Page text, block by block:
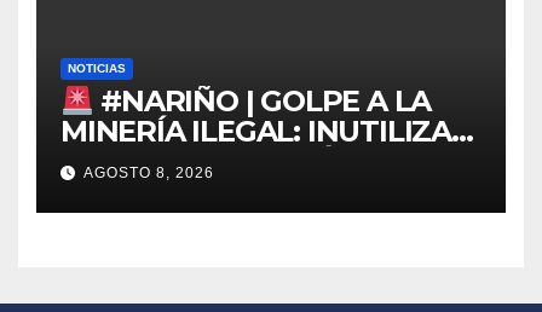
NOTICIAS
#NARIÑO | GOLPE A LA
MINERÍA ILEGAL: INUTILIZAN
DRAGA EN EL PACÍFICO
AGOSTO 8, 2026